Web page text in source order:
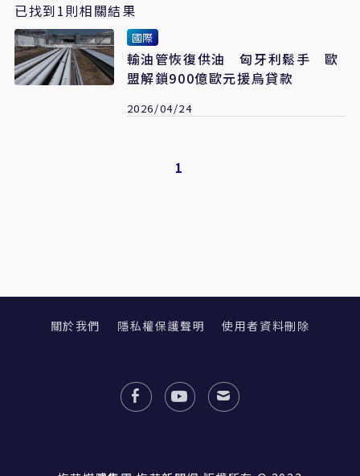
已找到1則相關結果
國際
輸油管恢復供油 匈牙利鬆手 歐
盟解鎖900億歐元援烏貸款
2026/04/24
1
關於我們 隱私權保護聲明 使用者資料刪除